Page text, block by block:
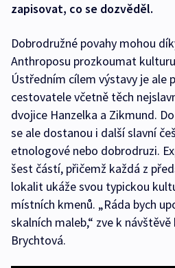
zapisovat, co se dozvěděl.
Dobrodružné povahy mohou
Anthroposu prozkoumat
Ústředním cílem výstavy je ale
cestovatele včetně těch
dvojice Hanzelka a Zikmund.
se ale dostanou i další slavní
etnologové nebo dobrodruzi.
šest částí, přičemž každá z
lokalit ukáže svou typickou
místních kmenů. „Ráda bych
skalních maleb,“ zve k
Brychtová.